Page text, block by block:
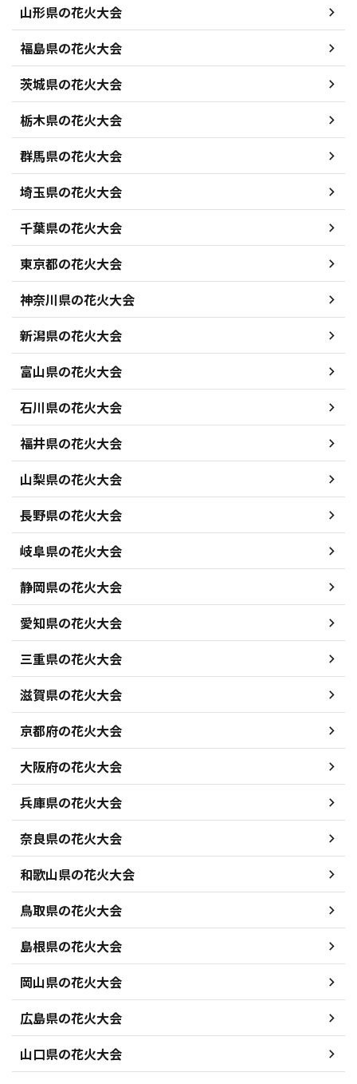
山形県の花火大会
福島県の花火大会
茨城県の花火大会
栃木県の花火大会
群馬県の花火大会
埼玉県の花火大会
千葉県の花火大会
東京都の花火大会
神奈川県の花火大会
新潟県の花火大会
富山県の花火大会
石川県の花火大会
福井県の花火大会
山梨県の花火大会
長野県の花火大会
岐阜県の花火大会
静岡県の花火大会
愛知県の花火大会
三重県の花火大会
滋賀県の花火大会
京都府の花火大会
大阪府の花火大会
兵庫県の花火大会
奈良県の花火大会
和歌山県の花火大会
鳥取県の花火大会
島根県の花火大会
岡山県の花火大会
広島県の花火大会
山口県の花火大会